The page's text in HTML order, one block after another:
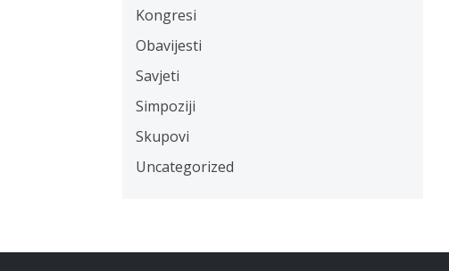
Kongresi
Obavijesti
Savjeti
Simpoziji
Skupovi
Uncategorized